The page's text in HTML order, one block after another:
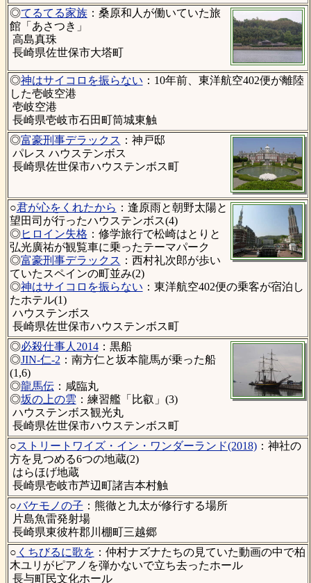
◎てるてる家族：桑原和人が働いていた旅
館「あさつき」
高島真珠
長崎県佐世保市大塔町
◎神はサイコロを振らない ：10年前、東洋航空402便が離陸
した壱岐空港
壱岐空港
長崎県壱岐市石田町筒城東触
◎富豪刑事デラックス ：神戸邸
パレス ハウステンボス
長崎県佐世保市ハウステンボス町
○君が心をくれたから ：逢原雨と朝野太陽と
望田司が行ったハウステンボス(4)
◎ヒロイン失格 ：修学旅行で松崎はとりと
弘光廣祐が観覧車に乗ったテーマパーク
◎富豪刑事デラックス ：西村礼次郎が歩い
ていたスペインの町並み(2)
◎神はサイコロを振らない ：東洋航空402便の乗客が宿泊し
たホテル(1)
ハウステンボス
長崎県佐世保市ハウステンボス町
◎必殺仕事人2014：黒船
◎JIN-仁-2 ：南方仁と坂本龍馬が乗った船
(1,6)
◎龍馬伝：咸臨丸
◎坂の上の雲 ：練習艦「比叡」(3)
ハウステンボス観光丸
長崎県佐世保市ハウステンボス町
○ストリートワイズ・イン・ワンダーランド(2018)：神社の
方を見つめる6つの地蔵(2)
はらほげ地蔵
長崎県壱岐市芦辺町諸吉本村触
○バケモノの子 ：熊徹と九太が修行する場所
片島魚雷発射場
長崎県東彼杵郡川棚町三越郷
○ くちびるに歌を ：仲村ナズナたちの見ていた動画の中で柏
木ユリがピアノを弾かないで立ち去ったホール
長与町民文化ホール